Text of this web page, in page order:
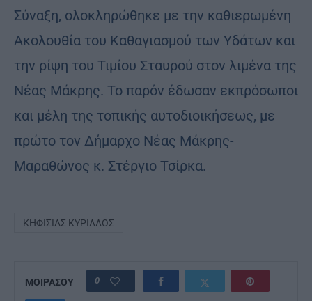
Σύναξη, ολοκληρώθηκε με την καθιερωμένη
Ακολουθία του Καθαγιασμού των Υδάτων και
την ρίψη του Τιμίου Σταυρού στον λιμένα της
Νέας Μάκρης. Το παρόν έδωσαν εκπρόσωποι
και μέλη της τοπικής αυτοδιοικήσεως, με
πρώτο τον Δήμαρχο Νέας Μάκρης-
Μαραθώνος κ. Στέργιο Τσίρκα.
ΚΗΦΙΣΙΆΣ ΚΎΡΙΛΛΟΣ
ΜΟΙΡΑΣΟΥ 0